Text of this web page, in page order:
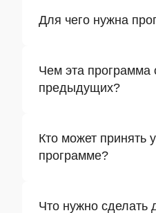
Для чего нужна
Чем эта программа
предыдущих?
Кто может принять
программе?
Что нужно сделать